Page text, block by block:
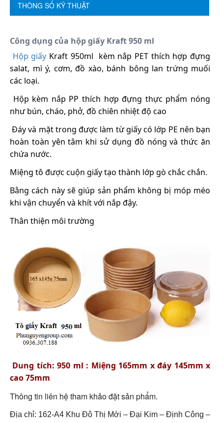
THÔNG SỐ KỸ THUẬT
Công dụng của hộp giấy Kraft 950 ml
Hộp giấy Kraft 950ml kèm nắp PET thích hợp đựng
salat, mì ý, cơm, đồ xào, bánh bông lan trứng muối
các loại.
Hộp kèm nắp PP thích hợp đựng thực phẩm nóng
như bún, cháo, phở, đồ chiên nhiệt độ cao
Đáy và mặt trong được làm từ giấy có lớp PE nên bạn
hoàn toàn yên tâm khi sử dụng đồ nóng và thức ăn
chứa nước.
Miệng tô được cuộn giấy tạo thành lớp gò chắc chắn.
Bằng cách này sẽ giúp sản phẩm không bị móp méo
khi vận chuyển và khít với nắp đậy.
Thân thiện môi trường
Dung tích: 950 ml : Miệng 165mm x đáy 145mm x
cao 75mm
Thông tin liên hệ tham khảo đặt sản phẩm.
Địa chỉ: 162-A4 Khu Đô Thị Mới – Đại Kim – Định Công –